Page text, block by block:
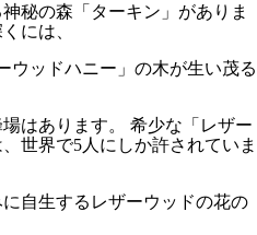
秘の森「ターキン」がありま
には、
ウッドハニー」の木が生い茂る
はあります。 希少な「レザー
世界で5人にしか許されていま
自生するレザーウッドの花の